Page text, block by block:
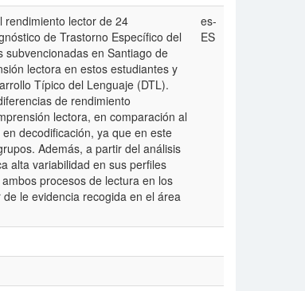
rendimiento lector de 24
de Trastorno Específico del
en Santiago de
lectora en estos estudiantes y
Típico del Lenguaje (DTL).
de rendimiento
lectora, en comparación al
decodificación, ya que en este
Además, a partir del análisis
alta variabilidad en sus perfiles
procesos de lectura en los
le evidencia recogida en el área
es-
ES